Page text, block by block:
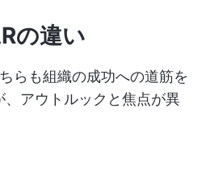
の違い
らも組織の成功への道筋を
アウトルックと焦点が異